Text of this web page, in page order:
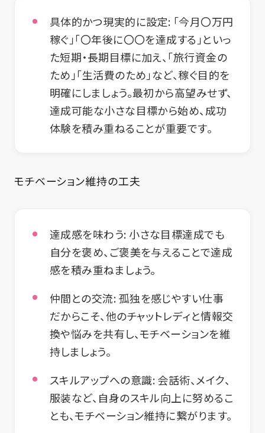
具体的かつ現実的に設定: 「今月〇万円
稼ぐ」「〇年後に〇〇を達成する」といっ
た短期・長期目標に加え、「旅行資金の
ため」「生活費のため」など、稼ぐ目的を
明確にしましょう。最初から高望みせず、
達成可能な小さな目標から始め、成功
体験を積み重ねることが重要です。
モチベーション維持の工夫
達成感を味わう: 小さな目標達成でも
自分を褒め、ご褒美を与えることで達成
感を積み重ねましょう。
仲間との交流: 孤独を感じやすい仕事
だからこそ、他のチャットレディと情報交
換や悩みを共有し、モチベーションを維
持しましょう。
スキルアップへの意識: 会話術、メイク、
服装など、自身のスキル向上に努めるこ
とも、モチベーション維持に繋がります。